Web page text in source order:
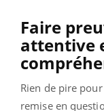
Faire
attentive
Rien de pire
remise en